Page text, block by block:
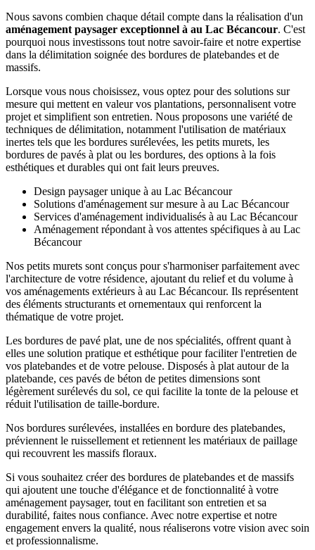
Nous savons combien chaque détail compte dans la réalisation d'un
aménagement paysager exceptionnel à au Lac Bécancour. C'est
pourquoi nous investissons tout notre savoir-faire et notre expertise
dans la délimitation soignée des bordures de platebandes et de
massifs.
Lorsque vous nous choisissez, vous optez pour des solutions sur
mesure qui mettent en valeur vos plantations, personnalisent votre
projet et simplifient son entretien. Nous proposons une variété de
techniques de délimitation, notamment l'utilisation de matériaux
inertes tels que les bordures surélevées, les petits murets, les
bordures de pavés à plat ou les bordures, des options à la fois
esthétiques et durables qui ont fait leurs preuves.
Design paysager unique à au Lac Bécancour
Solutions d'aménagement sur mesure à au Lac Bécancour
Services d'aménagement individualisés à au Lac Bécancour
Aménagement répondant à vos attentes spécifiques à au Lac
Bécancour
Nos petits murets sont conçus pour s'harmoniser parfaitement avec
l'architecture de votre résidence, ajoutant du relief et du volume à
vos aménagements extérieurs à au Lac Bécancour. Ils représentent
des éléments structurants et ornementaux qui renforcent la
thématique de votre projet.
Les bordures de pavé plat, une de nos spécialités, offrent quant à
elles une solution pratique et esthétique pour faciliter l'entretien de
vos platebandes et de votre pelouse. Disposés à plat autour de la
platebande, ces pavés de béton de petites dimensions sont
légèrement surélevés du sol, ce qui facilite la tonte de la pelouse et
réduit l'utilisation de taille-bordure.
Nos bordures surélevées, installées en bordure des platebandes,
préviennent le ruissellement et retiennent les matériaux de paillage
qui recouvrent les massifs floraux.
Si vous souhaitez créer des bordures de platebandes et de massifs
qui ajoutent une touche d'élégance et de fonctionnalité à votre
aménagement paysager, tout en facilitant son entretien et sa
durabilité, faites nous confiance. Avec notre expertise et notre
engagement envers la qualité, nous réaliserons votre vision avec soin
et professionnalisme.